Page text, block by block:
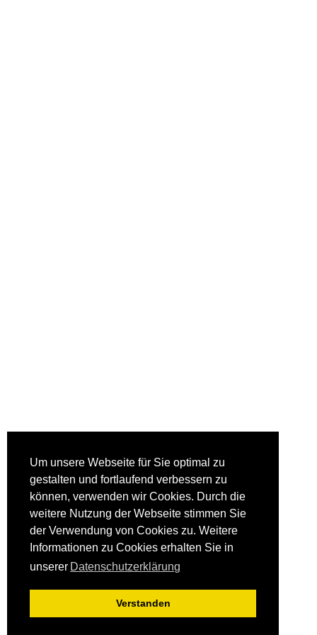
Um unsere Webseite für Sie optimal zu
gestalten und fortlaufend verbessern zu
können, verwenden wir Cookies. Durch die
weitere Nutzung der Webseite stimmen Sie
der Verwendung von Cookies zu. Weitere
Informationen zu Cookies erhalten Sie in
unserer Datenschutzerklärung
Verstanden